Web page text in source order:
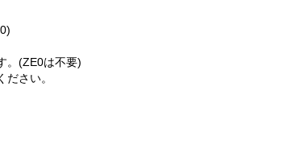
。(ZE0は不要)
さい。